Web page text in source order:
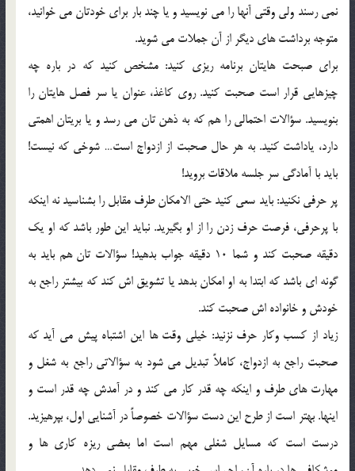
نمي رسند ولي وقتي آنها را مي نويسيد و يا چند بار براي خودتان مي خوانيد،
متوجه برداشت هاي ديگر از آن جملات مي شويد.
براي صبحت هايتان برنامه ريزي کنيد: مشخص کنيد که در باره چه
چيزهايي قرار است صحبت کنيد. روي کاغذ، عنوان يا سر فصل هايتان را
بنويسيد. سؤالات احتمالي را هم که به ذهن تان مي رسد و يا بريتان اهمتي
دارد، ياداشت کنيد. به هر حال صحبت از ازدواج است… شوخي که نيست!
بايد با آمادگي سر جلسه ملاقات برويد!
پر حرفي نکنيد: بايد سعي کنيد حتي الامکان طرف مقابل را بشناسيد نه اينکه
با پرحرفي، فرصت حرف زدن را از او بگيريد. نبايد اين طور باشد که او يک
دقيقه صحبت کند و شما 10 دقيقه جواب بدهيد! سؤالات تان هم بايد به
گونه اي باشد که ابتدا به او امکان بدهد يا تشويق اش کند که بيشتر راجع به
خودش و خانواده اش صحبت کند.
زياد از کسب وکار حرف نزنيد: خيلي وقت ها اين اشتباه پيش مي آيد که
صحبت راجع به ازدواج، کاملاً تبديل مي شود به سؤالاتي راجع به شغل و
مهارت هاي طرف و اينکه چه قدر کار مي کند و در آمدش چه قدر است و
اينها. بهتر است از طرح اين دست سؤالات خصوصاً در آشنايي اول، بپرهيزيد.
درست است که مسايل شغلي مهم است اما بعضي ريزه کاري ها و